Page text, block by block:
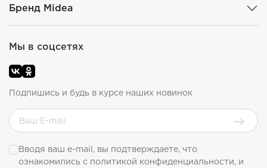
Бренд Midea
Мы в соцсетях
Подпишись и будь в курсе наших новинок
Вводя ваш e-mail, вы подтверждаете, что
ознакомились с политикой конфиденциальности, и